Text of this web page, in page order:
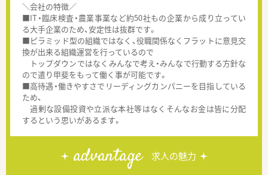
＼会社の特徴／
■IT・臨床検査・農業事業など約50社もの企業から成り立ってい
る大手企業のため、安定性は抜群です。
■ピラミッド型の組織ではなく、役職関係なくフラットに意見交
換が出来る組織運営を行っているので
トップダウンではなくみんなで考え・みんなで行動する方針な
ので遣り甲斐をもって働く事が可能です。
■高待遇・働きやすさでリーディングカンパニーを目指している
ため、
過剰な設備投資や立派な本社等はなくそんなお金は皆に分配
するという思いがあるます。
advantage 求人の魅力